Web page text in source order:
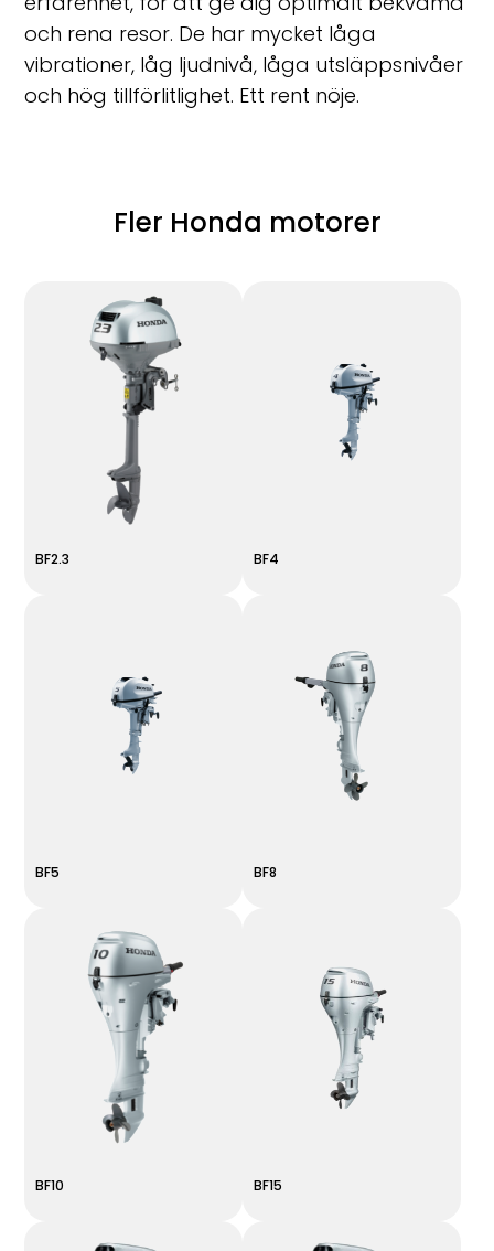
och rena resor. De har mycket låga
vibrationer, låg ljudnivå, låga utsläppsnivåer
och hög tillförlitlighet. Ett rent nöje.
Fler Honda motorer
BF2.3 BF4
BF5 BF8
BF10 BF15